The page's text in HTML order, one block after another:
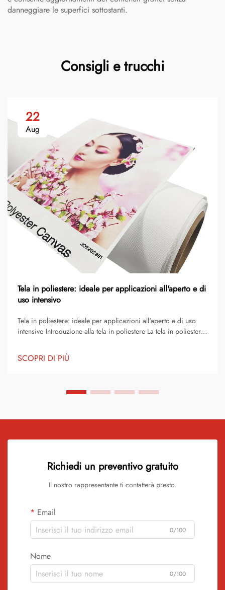
danneggiare le superfici sottostanti.
Consigli e trucchi
22
Aug
Tela in poliestere: ideale per applicazioni all'aperto e di
uso intensivo
Tela in poliestere: ideale per applicazioni all'aperto e di uso
intensivo Introduzione alla tela in poliestere La tela in poliestere
sia consumer che industriali. È diventato un materiale di scelt...
SCOPRI DI PIÙ
Richiedi un preventivo gratuito
Il nostro rappresentante ti contatterà presto.
Email
0/100
Nome
0/100